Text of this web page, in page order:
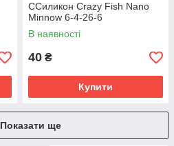
ССиликон Crazy Fish Nano
Minnow 6-4-26-6
В наявності
40 ₴
Купити
Показати ще